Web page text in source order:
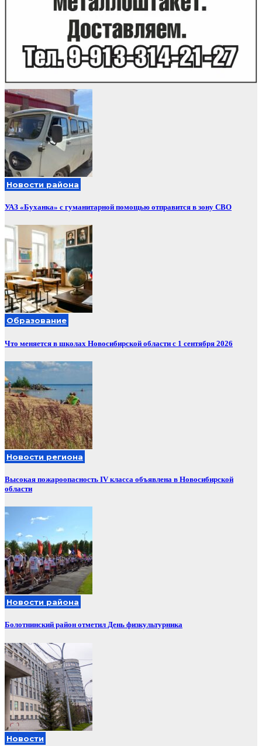
Новости района
УАЗ «Буханка» с гуманитарной помощью отправится в зону СВО
Образование
Что меняется в школах Новосибирской области с 1 сентября 2026
Новости региона
Высокая пожароопасность IV класса объявлена в Новосибирской
области
Новости района
Болотнинский район отметил День физкультурника
Новости